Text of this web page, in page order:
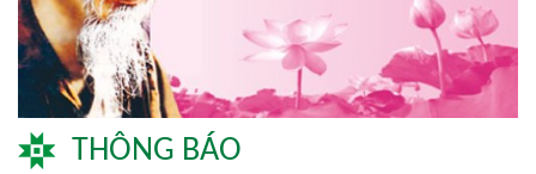
THÔNG BÁO
Đại hội lần thứ I Chi hội Múa: Sức trẻ dẫn lối đổi mới
Đại hội lần thứ I Chi hội Nhiếp ảnh Đông Đắk Lắk nhiệm kỳ
2026 – 2031 thành công tốt đẹp
Chi hội Âm nhạc Đông Đắk Lắk tổ chức Đại hội lần thứ I,